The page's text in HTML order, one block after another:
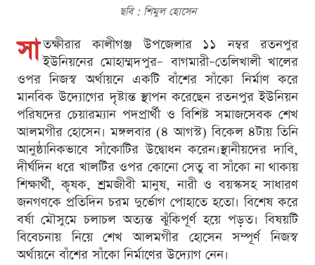
ছবি : শিমুল হোসেন
সা তক্ষীরার কালীগঞ্জ উপজেলার ১১ নম্বর রতনপুর
ইউনিয়নের মোহাম্মদপুর– বাগমারী–তেলিখালী খালের
ওপর নিজস্ব অর্থায়নে একটি বাঁশের সাঁকো নির্মাণ করে
মানবিক উদ্যোগের দৃষ্টান্ত স্থাপন করেছেন রতনপুর ইউনিয়ন
পরিষদের চেয়ারম্যান পদপ্রার্থী ও বিশিষ্ট সমাজসেবক শেখ
আলমগীর হোসেন। মঙ্গলবার (৪ আগস্ট) বিকেল ৪টায় তিনি
আনুষ্ঠানিকভাবে সাঁকোটির উদ্বোধন করেন।স্থানীয়দের দাবি,
দীর্ঘদিন ধরে খালটির ওপর কোনো সেতু বা সাঁকো না থাকায়
শিক্ষার্থী, কৃষক, শ্রমজীবী মানুষ, নারী ও বয়স্কসহ সাধারণ
জনগণকে প্রতিদিন চরম দুর্ভোগ পোহাতে হতো। বিশেষ করে
বর্ষা মৌসুমে চলাচল অত্যন্ত ঝুঁকিপূর্ণ হয়ে পড়ত। বিষয়টি
বিবেচনায় নিয়ে শেখ আলমগীর হোসেন সম্পূর্ণ নিজস্ব
অর্থায়নে বাঁশের সাঁকো নির্মাণের উদ্যোগ নেন।